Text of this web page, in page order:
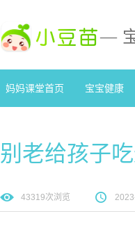
—
妈妈课堂首页 宝宝健康
别老给孩子
43319次浏览